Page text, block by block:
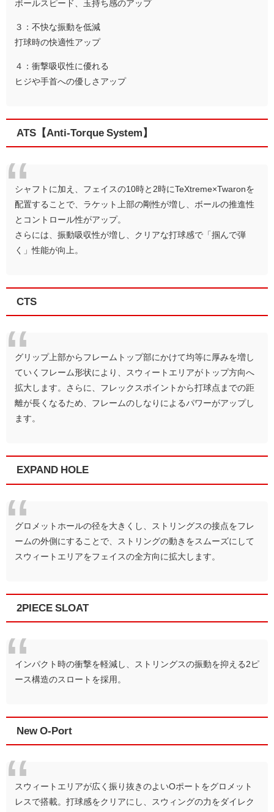
ボールスピード、玉持ち感のアップ
３：不快な振動を低減
打球時の快適性アップ
４：衝撃吸収性に優れる
ヒジや手首への優しさアップ
ATS【Anti-Torque System】
シャフトに加え、フェイスの10時と2時にTeXtreme×Twaronを
配置することで、ラケット上部の剛性が増し、ボールの推進性
とコントロール性がアップ。
さらには、振動吸収性が増し、クリアな打球感で「掴んで弾
く」性能が向上。
CTS
グリップ上部からフレームトップ部にかけて均等に厚みを増し
ていくフレーム形状により、スウィートエリアがトップ方向へ
拡大します。さらに、フレックスポイントから打球点までの距
離が長くなるため、フレームのしなりによるパワーがアップし
ます。
EXPAND HOLE
グロメットホールの径を大きくし、ストリングスの接点をフレ
ームの外側にすることで、ストリングの動きをスムーズにして
スウィートエリアをフェイスの全方向に拡大します。
2PIECE SLOAT
インパクト時の衝撃を軽減し、ストリングスの振動を抑える2ピ
ース構造のスロートを採用。
New O-Port
スウィートエリアが広く振り抜きのよいOポートをグロメット
レスで搭載。打球感をクリアにし、スウィングの力をダイレク